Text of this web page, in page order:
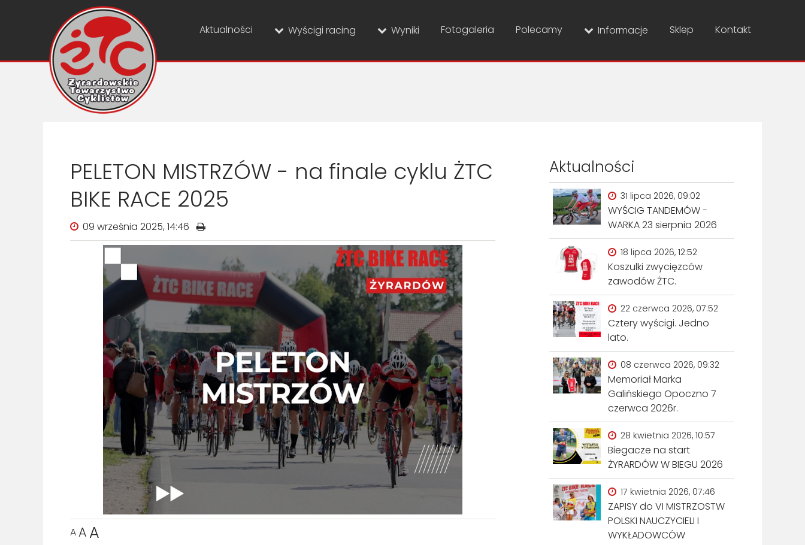
Aktualności Wyścigi racing Wyniki Fotogaleria Polecamy Informacje Sklep Kontakt
PELETON MISTRZÓW - na finale cyklu ŻTC
BIKE RACE 2025
09 września 2025, 14:46
AA A
Aktualności
31 lipca 2026, 09:02
WYŚCIG TANDEMÓW -
WARKA 23 sierpnia 2026
18 lipca 2026, 12:52
Koszulki zwycięzców
zawodów ŻTC.
22 czerwca 2026, 07:52
Cztery wyścigi. Jedno
lato.
08 czerwca 2026, 09:32
Memoriał Marka
Galińskiego Opoczno 7
czerwca 2026r.
28 kwietnia 2026, 10:57
Biegacze na start
ŻYRARDÓW W BIEGU 2026
17 kwietnia 2026, 07:46
ZAPISY do VI MISTRZOSTW
POLSKI NAUCZYCIELI I
WYKŁADOWCÓW